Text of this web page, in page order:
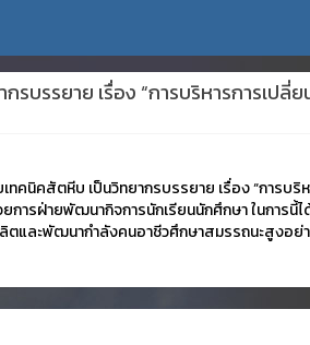
บรรยาย เรื่อง “การบริหารการเป
คนิคสัตหีบ เป็นวิทยากรบรรยาย เรื่อง “การบ
ารฝ่ายพัฒนากิจการนักเรียนนักศึกษา ในการ
และพัฒนากำลังคนอาชีวศึกษาสมรรถนะสูงอย่